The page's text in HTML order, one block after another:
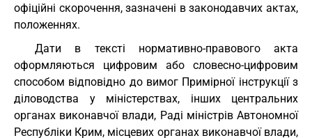
офіційні скорочення, зазначені в законодавчих актах,
положеннях.
Дати в тексті нормативно-правового акта
оформляються цифровим або словесно-цифровим
способом відповідно до вимог Примірної інструкції з
діловодства у міністерствах, інших центральних
органах виконавчої влади, Раді міністрів Автономної
Республіки Крим, місцевих органах виконавчої влади,